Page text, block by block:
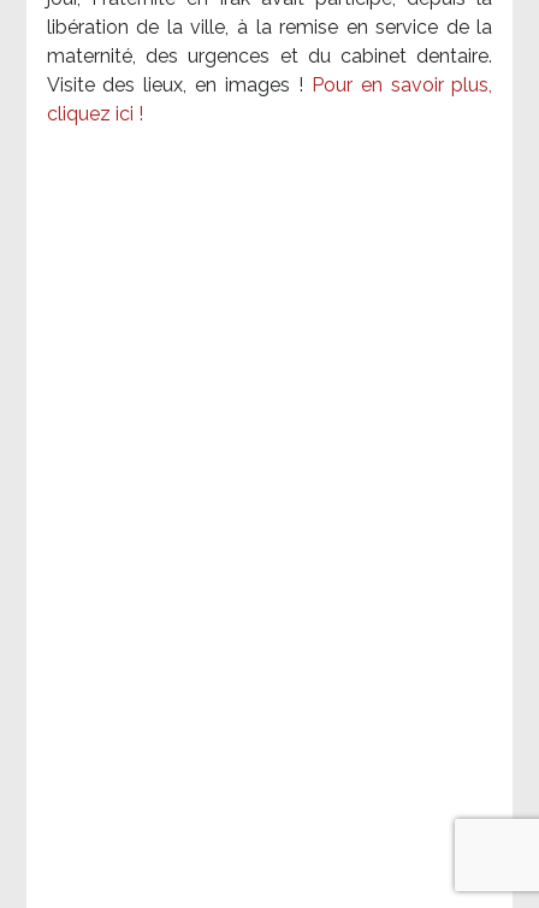
libération de la ville, à la remise en service de la
maternité, des urgences et du cabinet dentaire.
Visite des lieux, en images ! Pour en savoir plus,
cliquez ici !